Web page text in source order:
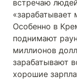
встречаю
Особенно в
поднимают
миллионов
зарабатывают
хорошие